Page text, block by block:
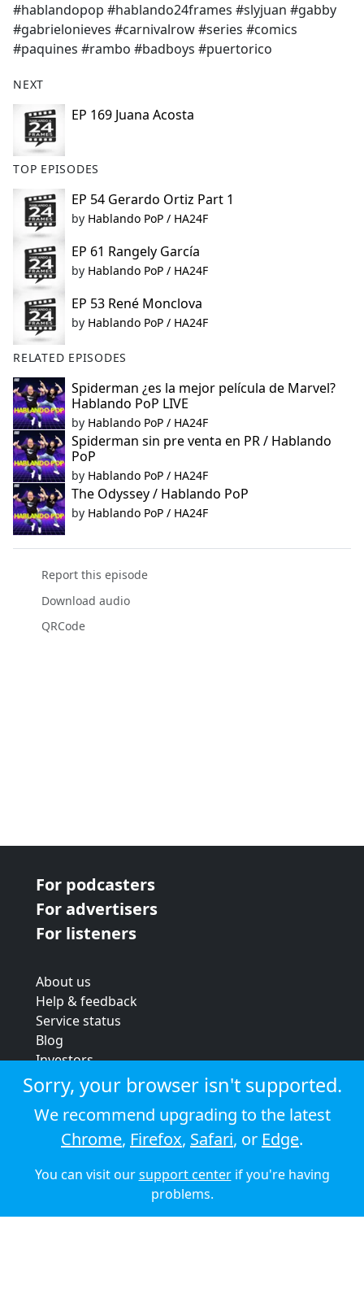
#hablandopop #hablando24frames #slyjuan #gabby
#gabrielonieves #carnivalrow #series #comics
#paquines #rambo #badboys #puertorico
NEXT
EP 169 Juana Acosta
TOP EPISODES
EP 54 Gerardo Ortiz Part 1
by Hablando PoP / HA24F
EP 61 Rangely García
by Hablando PoP / HA24F
EP 53 René Monclova
by Hablando PoP / HA24F
RELATED EPISODES
Spiderman ¿es la mejor película de Marvel?
Hablando PoP LIVE
by Hablando PoP / HA24F
Spiderman sin pre venta en PR / Hablando
PoP
by Hablando PoP / HA24F
The Odyssey / Hablando PoP
by Hablando PoP / HA24F
Report this episode
Download audio
QRCode
For podcasters
For advertisers
For listeners
About us
Help & feedback
Service status
Blog
Investors
Strategic review
Terms & conditions
Privacy policy
Cookie policy
© 2026 Audioboom
Sorry, your browser isn't supported.
We recommend upgrading to the latest
Chrome, Firefox, Safari, or Edge.
You can visit oursupport centerif you're having
problems.